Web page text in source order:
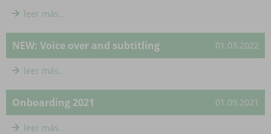
leer más..
NEW: Voice over and subtitling 01.03.2022
leer más..
Onboarding 2021 01.09.2021
leer más..